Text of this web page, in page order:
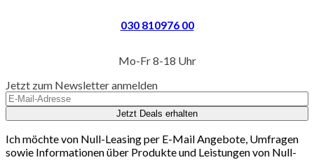
030 810976 00
Mo-Fr 8-18 Uhr
Jetzt zum Newsletter anmelden
Jetzt Deals erhalten
Ich möchte von Null-Leasing per E-Mail Angebote, Umfragen
sowie Informationen über Produkte und Leistungen von Null-